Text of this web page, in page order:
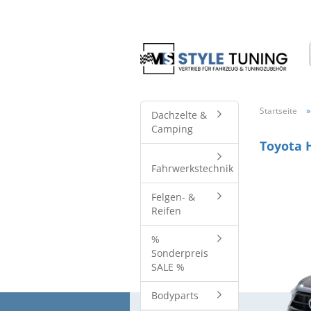
Startseite
Toyota
Dachzelte &
Camping
Fahrwerkstechnik
Felgen- &
Reifen
%
Sonderpreis
SALE %
Bodyparts